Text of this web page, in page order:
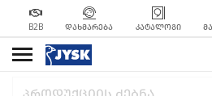
B2B ᲓᲐᲮᲛᲐᲠᲔᲑᲐ ᲙᲐᲢᲐᲚᲝᲒᲘ